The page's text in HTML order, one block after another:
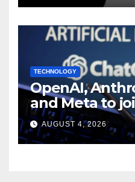
TECHNOLOGY
OpenAI,
and Meta to
House AI
AUGUST 4, 2026